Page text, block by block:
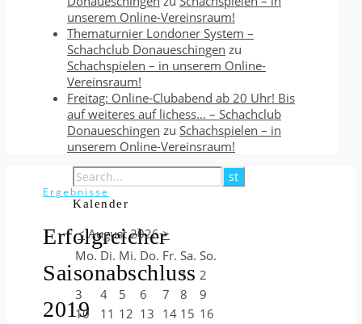
unserem Online-Vereinsraum!
Thematurnier Londoner System –
Schachclub Donaueschingen zu
Schachspielen – in unserem Online-
Vereinsraum!
Freitag: Online-Clubabend ab 20 Uhr! Bis
auf weiteres auf lichess… – Schachclub
Donaueschingen zu Schachspielen – in
unserem Online-Vereinsraum!
Ergebnisse
Erfolgreicher
Saisonabschluss
2019
Kalender
< August 2026 >
Mo. Di. Mi. Do. Fr. Sa. So.
1
2
3
4 5 6 7 8
9
10
11 12 13 14 15 16